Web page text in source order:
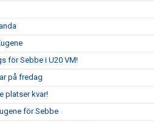
för Sebbe i U20 VM!
på fredag
platser kvar!
för Sebbe